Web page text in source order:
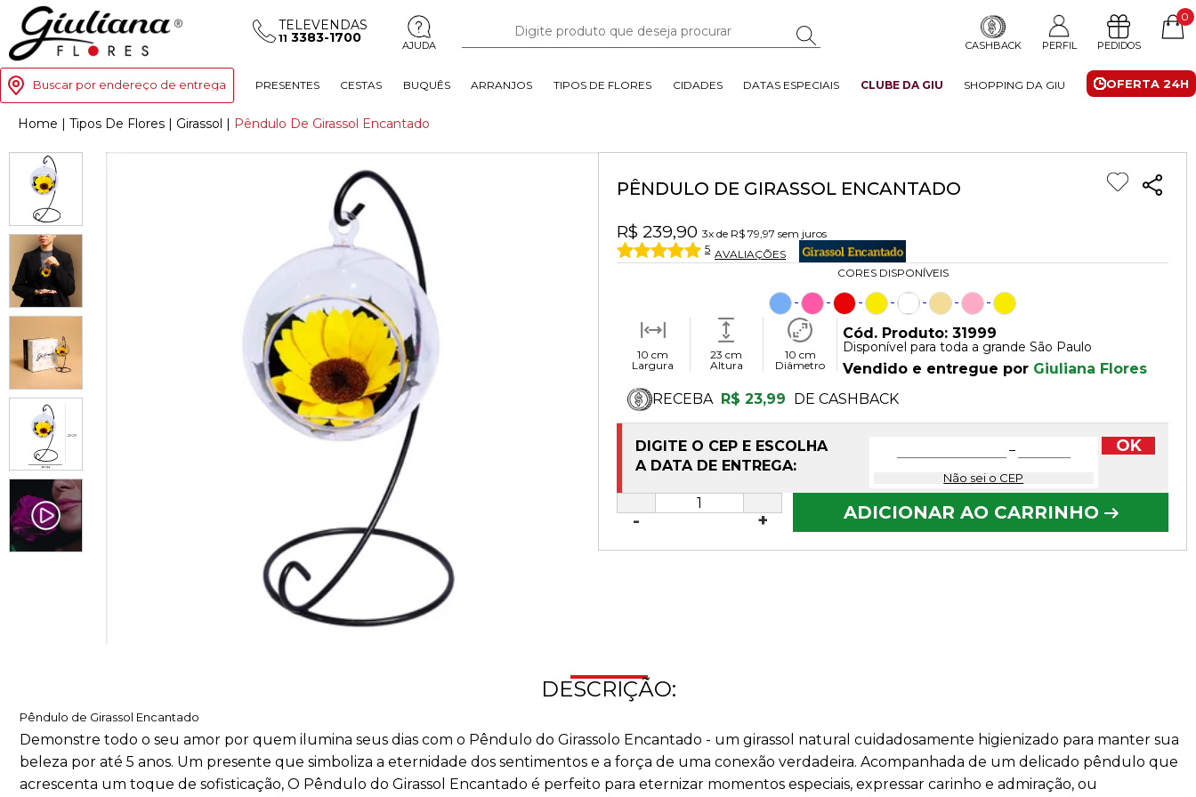
TELEVENDAS
11 3383-1700 AJUDA CASHBACK PERFIL PEDIDOS
0
Buscar por endereço de entrega OFERTA 24H
PRESENTES CESTAS BUQUÊS ARRANJOS TIPOS DE FLORES CIDADES DATAS ESPECIAIS CLUBE DA GIU SHOPPING DA GIU
Home | Tipos De Flores | Girassol | Pêndulo De Girassol Encantado
PÊNDULO DE GIRASSOL ENCANTADO
R$ 239,90 3x de R$ 79,97 sem juros
5 AVALIAÇÕES
CORES DISPONÍVEIS
10 cm
Largura
23 cm
Altura
10 cm
Diâmetro
Cód. Produto: 31999
Disponível para toda a grande São Paulo
Vendido e entregue por Giuliana Flores
RECEBA R$ 23,99 DE CASHBACK
DIGITE O CEP E ESCOLHA
A DATA DE ENTREGA:
−
Não sei o CEP
OK
+
- ADICIONAR AO CARRINHO
DESCRIÇÃO:
Pêndulo de Girassol Encantado
Demonstre todo o seu amor por quem ilumina seus dias com o Pêndulo do Girassolo Encantado - um girassol natural cuidadosamente higienizado para manter sua
beleza por até 5 anos. Um presente que simboliza a eternidade dos sentimentos e a força de uma conexão verdadeira. Acompanhada de um delicado pêndulo que
acrescenta um toque de sofisticação, O Pêndulo do Girassol Encantado é perfeito para eternizar momentos especiais, expressar carinho e admiração, ou